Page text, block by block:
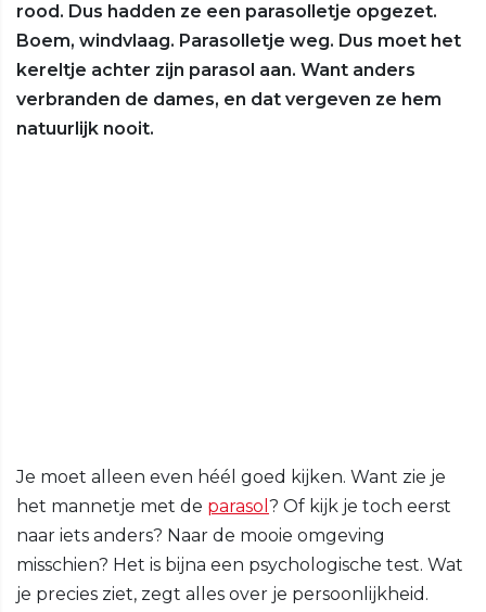
rood. Dus hadden ze een parasolletje opgezet.
Boem, windvlaag. Parasolletje weg. Dus moet het
kereltje achter zijn parasol aan. Want anders
verbranden de dames, en dat vergeven ze hem
natuurlijk nooit.
Je moet alleen even héél goed kijken. Want zie je
het mannetje met de parasol ? Of kijk je toch eerst
naar iets anders? Naar de mooie omgeving
misschien? Het is bijna een psychologische test. Wat
je precies ziet, zegt alles over je persoonlijkheid.